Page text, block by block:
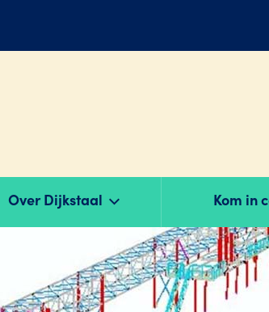
Over Dijkstaal Kom in